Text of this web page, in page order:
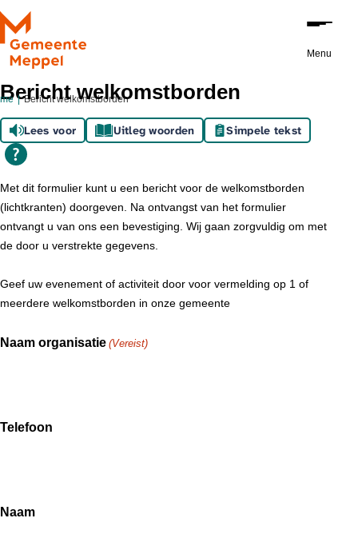
Ga naar de inhoud
Menu
Bericht welkomstborden
Bericht welkomstborden
Lees voor Uitleg woorden Simpele tekst
Met dit formulier kunt u een bericht voor de welkomstborden
(lichtkranten) doorgeven. Na ontvangst van het formulier
ontvangt u van ons een bevestiging. Wij gaan zorgvuldig om met
de door u verstrekte gegevens.
Geef uw evenement of activiteit door voor vermelding op 1 of
meerdere welkomstborden in onze gemeente
Naam organisatie (Vereist)
Telefoon
Naam